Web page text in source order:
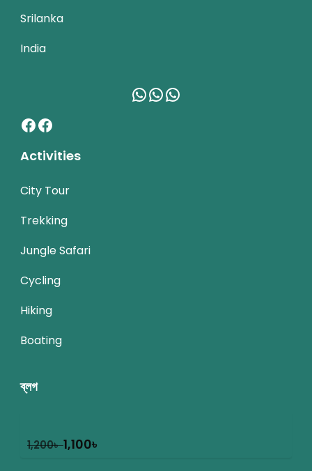
Srilanka
India
WhatsApp
WhatsApp
WhatsApp
Facebook
Facebook
Activities
City Tour
Trekking
Jungle Safari
Cycling
Hiking
Boating
ব্লগ
1,200৳1,100৳